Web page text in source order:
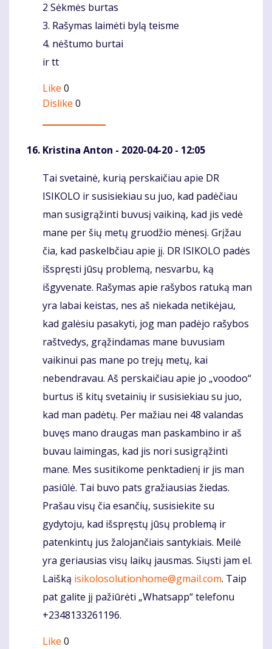
2 Sėkmės burtas
3. Rašymas laimėti bylą teisme
4. nėštumo burtai
ir tt
Like 0
Dislike 0
Kristina Anton - 2020-04-20 - 12:05
Komentaras
Tai svetainė, kurią perskaičiau apie DR
ISIKOLO ir susisiekiau su juo, kad padėčiau
man susigrąžinti buvusį vaikiną, kad jis vedė
mane per šių metų gruodžio mėnesį. Grįžau
čia, kad paskelbčiau apie jį. DR ISIKOLO padės
išspręsti jūsų problemą, nesvarbu, ką
išgyvenate. Rašymas apie rašybos ratuką man
yra labai keistas, nes aš niekada netikėjau,
kad galėsiu pasakyti, jog man padėjo rašybos
raštvedys, grąžindamas mane buvusiam
vaikinui pas mane po trejų metų, kai
nebendravau. Aš perskaičiau apie jo „voodoo“
burtus iš kitų svetainių ir susisiekiau su juo,
kad man padėtų. Per mažiau nei 48 valandas
buvęs mano draugas man paskambino ir aš
buvau laimingas, kad jis nori susigrąžinti
mane. Mes susitikome penktadienį ir jis man
pasiūlė. Tai buvo pats gražiausias žiedas.
Prašau visų čia esančių, susisiekite su
gydytoju, kad išspręstų jūsų problemą ir
patenkintų jus žalojančiais santykiais. Meilė
yra geriausias visų laikų jausmas. Siųsti jam el.
Laišką isikolosolutionhome@gmail.com. Taip
pat galite jį pažiūrėti „Whatsapp“ telefonu
+2348133261196.
Like 0